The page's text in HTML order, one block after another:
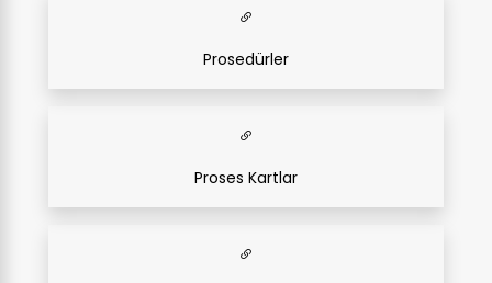
Prosedürler
Proses Kartlar